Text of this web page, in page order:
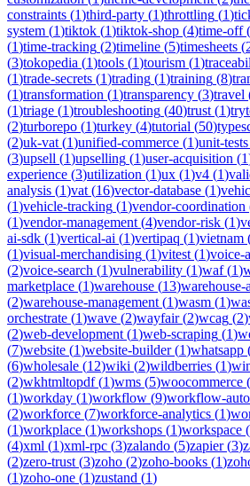
constraints (1)third-party (1)throttling (1)
system (1)tiktok (1)tiktok-shop (4)time-off(
(1)time-tracking (2)timeline (5)timesheets (
(3)tokopedia (1)tools (1)tourism (1)
(1)trade-secrets (1)trading (1)training (8)
(1)transformation (1)transparency (3)travel
(1)triage (1)troubleshooting (40)trust (1)
(2)turborepo (1)turkey (4)tutorial (50)
(2)uk-vat (1)unified-commerce (1)unit-tests
(3)upsell (1)upselling (1)user-acquisition (1
experience (3)utilization (1)ux (1)v4 (1)
analysis (1)vat (16)vector-database (1)
(1)vehicle-tracking (1)vendor-coordination
(1)vendor-management (4)vendor-risk (1)
ai-sdk (1)vertical-ai (1)vertipaq (1)vietnam
(1)visual-merchandising (1)vitest (1)voice-
(2)voice-search (1)vulnerability (1)waf(1)
marketplace (1)warehouse (13)warehouse-
(2)warehouse-management (1)wasm (1)
orchestrate (1)wave (2)wayfair(2)wcag (2)
(2)web-development (1)web-scraping (1)
(7)website (1)website-builder(1)whatsapp
(6)wholesale (12)wiki (2)wildberries (1)
(2)wkhtmltopdf(1)wms (5)woocommerce (
(1)workday (1)workflow (9)workflow-
(2)workforce (7)workforce-analytics (1)
(1)workplace (1)workshops (1)workspace (
(4)xml (1)xml-rpc (3)zalando (5)zapier(3)
(2)zero-trust (3)zoho (2)zoho-books (1)
(1)zoho-one (1)zustand (1)